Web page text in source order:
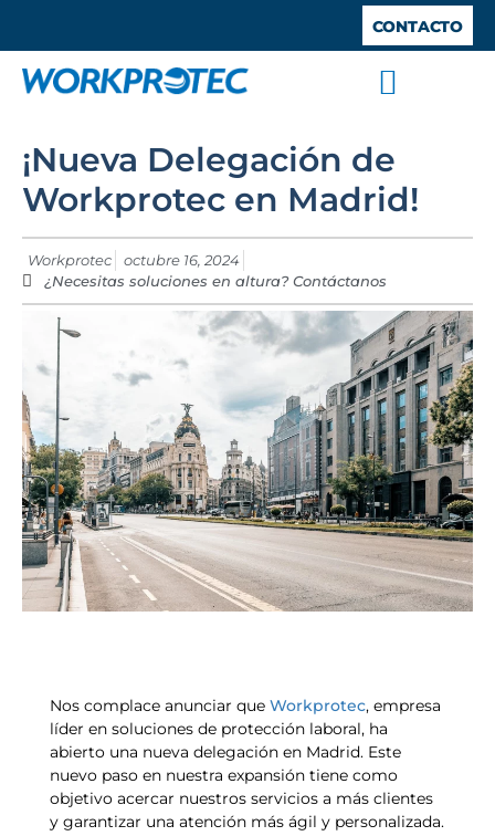
CONTACTO
¡Nueva Delegación de
Workprotec en Madrid!
Workprotec
octubre 16, 2024
¿Necesitas soluciones en altura? Contáctanos
Nos complace anunciar que Workprotec, empresa
líder en soluciones de protección laboral, ha
abierto una nueva delegación en Madrid. Este
nuevo paso en nuestra expansión tiene como
objetivo acercar nuestros servicios a más clientes
y garantizar una atención más ágil y personalizada.